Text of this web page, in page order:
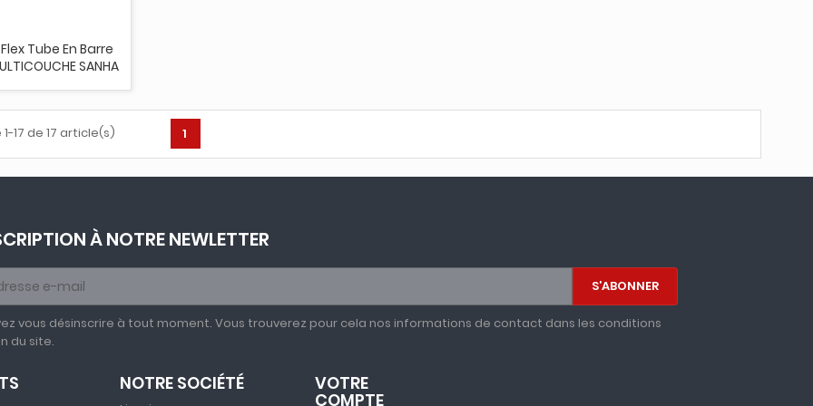
Tube En Barre
SANHA
17 de 17 article(s) 1
À NOTRE NEWLETTER
vous désinscrire à tout moment. Vous trouverez pour cela nos informations de contact dans les conditions
du site.
NOTRE SOCIÉTÉ VOTRE
COMPTE